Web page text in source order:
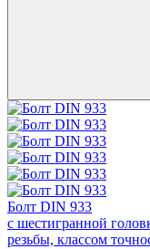
Болт DIN 933
с шестигранной
резьбы, классом